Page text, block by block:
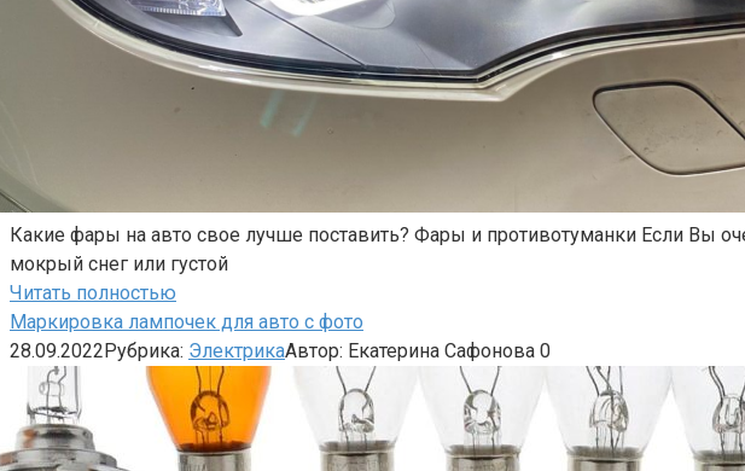
Какие фары на авто свое лучше поставить? Фары и противотуманки Если Вы
мокрый снег или густой
Читать полностью
Маркировка лампочек для авто с фото
28.09.2022Рубрика: ЭлектрикаАвтор: Екатерина Сафонова 0